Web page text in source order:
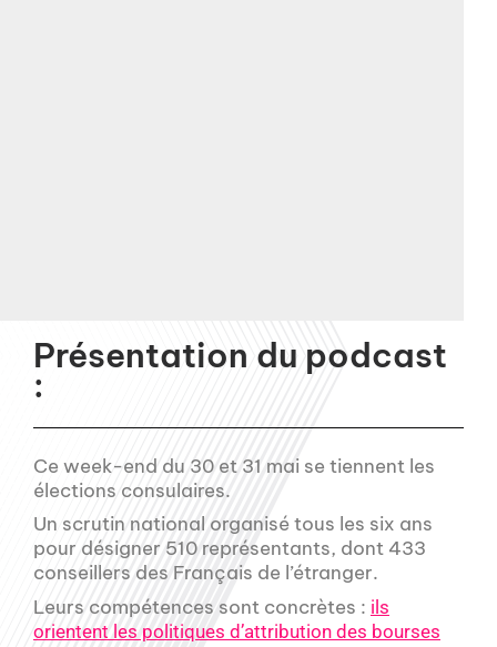
Présentation du podcast
:
Ce week-end du 30 et 31 mai se tiennent les
élections consulaires.
Un scrutin national organisé tous les six ans
pour désigner 510 représentants, dont 433
conseillers des Français de l’étranger.
Leurs compétences sont concrètes : ils
orientent les politiques d’attribution des bourses